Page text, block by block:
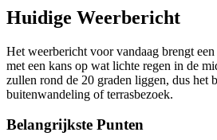
Huidige Weerbericht
Het weerbericht voor vandaag brengt
met een kans op wat lichte regen in de
zullen rond de 20 graden liggen, dus het
buitenwandeling of terrasbezoek.
Belangrijkste Punten